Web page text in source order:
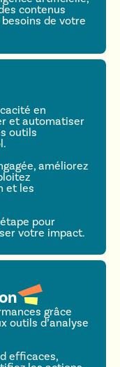
contenus
de votre
en
et automatiser
outils
améliorez
et les
pour
votre impact.
grâce
outils d’analyse
efficaces,